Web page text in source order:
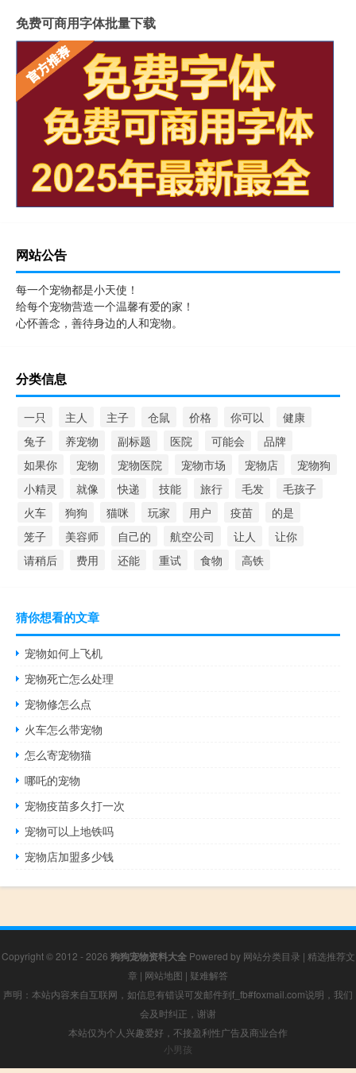
免费可商用字体批量下载
网站公告
每一个宠物都是小天使！
给每个宠物营造一个温馨有爱的家！
心怀善念，善待身边的人和宠物。
分类信息
一只 主人 主子 仓鼠 价格 你可以
健康
兔子
养宠物 副标题 医院 可能会
品牌
如果你
宠物 宠物医院 宠物市场 宠物店
宠物狗
小精灵
就像 快递 技能 旅行 毛发
毛孩子
火车
狗狗 猫咪 玩家 用户 疫苗
的是
笼子
美容师 自己的 航空公司 让人
让你
请稍后
费用 还能 重试 食物 高铁
猜你想看的文章
宠物如何上飞机
宠物死亡怎么处理
宠物修怎么点
火车怎么带宠物
怎么寄宠物猫
哪吒的宠物
宠物疫苗多久打一次
宠物可以上地铁吗
宠物店加盟多少钱
Copyright © 2012 - 2026 狗狗宠物资料大全Powered by 网站分类目录 | 精选推荐文
章 | 网站地图 | 疑难解答
声明：本站内容来自互联网，如信息有错误可发邮件到f_fb#foxmail.com说明，我们
会及时纠正，谢谢
本站仅为个人兴趣爱好，不接盈利性广告及商业合作
小男孩